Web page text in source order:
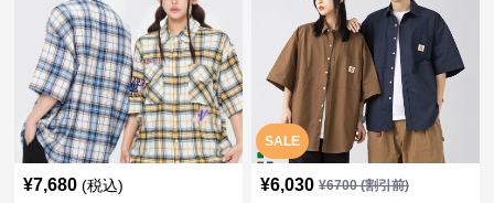
¥7,680 (税込)
SALE
¥6,030 ¥6700(割引前)